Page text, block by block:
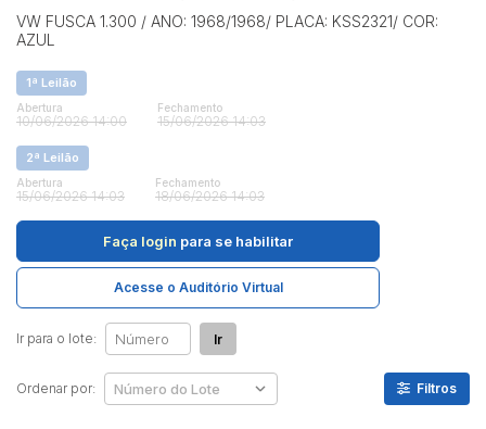
Terreno
Judiciais
Faixa de valor
R$
VW FUSCA 1.300 / ANO: 1968/1968/ PLACA: KSS2321/ COR:
AZUL
1ª Leilão
Abertura
10/06/2026 14:00
Fechamento
15/06/2026 14:03
2ª Leilão
Abertura
15/06/2026 14:03
Fechamento
18/06/2026 14:03
Faça login para se habilitar
Acesse o Auditório Virtual
Ir para o lote: Ir
Ordenar por: Filtros